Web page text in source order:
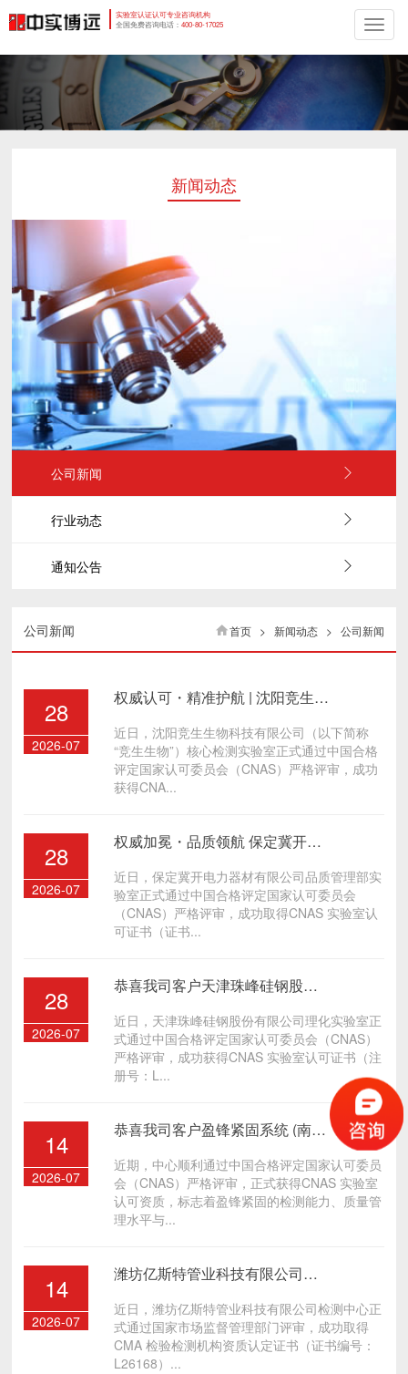
切
换
实验室认证认可专业咨询机构
全国免费咨询电话： 400-80-17025
新闻动态
公司新闻
行业动态
通知公告
公司新闻 首页 > 新闻动态 > 公司新闻
28
2026-07
权威认可・精准护航 | 沈阳竞生生物科技有限公司实验室获 得CNAS认可，筑牢细胞治疗质量生命线
近日，沈阳竞生生物科技有限公司（以下简称
“竞生生物”）核心检测实验室正式通过中国合格
评定国家认可委员会（CNAS）严格评审，成功
获得CNA...
28
2026-07
权威加冕・品质领航 保定冀开电力器材有限公司品质管理部获得 CNAS 实验室认可
近日，保定冀开电力器材有限公司品质管理部实
验室正式通过中国合格评定国家认可委员会
（CNAS）严格评审，成功取得CNAS 实验室认
可证书（证书...
28
2026-07
恭喜我司客户天津珠峰硅钢股份有限公司理化实验室获得 CNAS 实验室认可
近日，天津珠峰硅钢股份有限公司理化实验室正
式通过中国合格评定国家认可委员会（CNAS）
严格评审，成功获得CNAS 实验室认可证书（注
册号：L...
14
2026-07
恭喜我司客户盈锋紧固系统 (南通) 有限公司检测中心获得 CNAS 实验室认可
近期，中心顺利通过中国合格评定国家认可委员
会（CNAS）严格评审，正式获得CNAS 实验室
认可资质，标志着盈锋紧固的检测能力、质量管
理水平与...
14
2026-07
潍坊亿斯特管业科技有限公司检测中心获得 CMA 检验检测机构资质认定证书
近日，潍坊亿斯特管业科技有限公司检测中心正
式通过国家市场监督管理部门评审，成功取得
CMA 检验检测机构资质认定证书（证书编号：
L26168）...